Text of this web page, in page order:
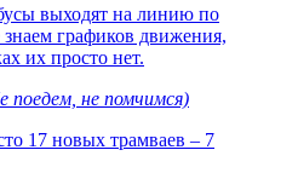
выходят на линию по
графиков движения,
их просто нет.
поедем, не помчимся)
17 новых трамваев – 7